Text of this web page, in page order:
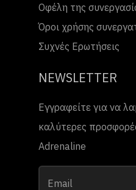
Οφέλη της
Όροι χρήσης
Συχνές Ερωτήσεις
NEWSLETTER
Εγγραφείτε για να
καλύτερες
Adrenaline
Email